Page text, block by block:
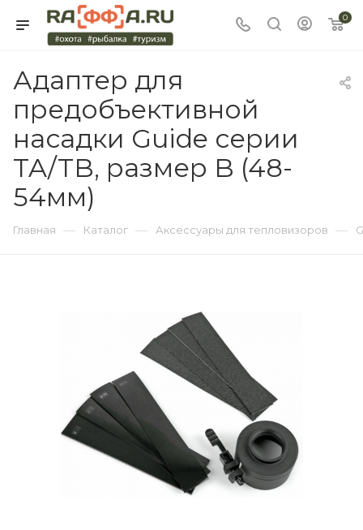
0
Адаптер для
предобъективной
насадки Guide серии
TA/TB, размер B (48-
54мм)
Главная — Каталог — Аксессуары для тепловизоров —